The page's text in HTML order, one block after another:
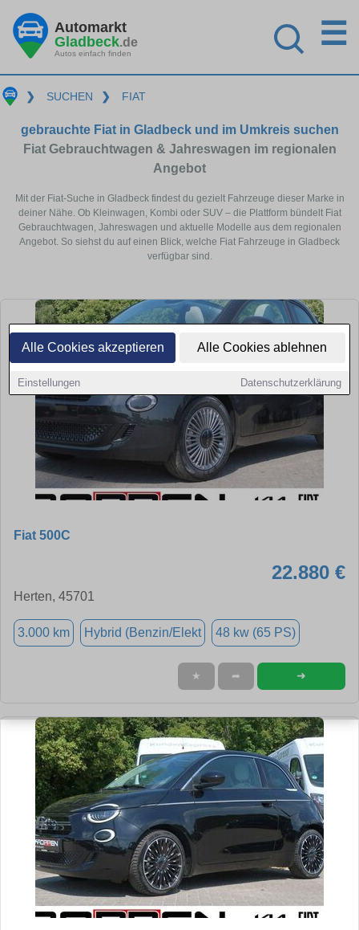
Alle Cookies akzeptieren Alle Cookies ablehnen
Einstellungen Datenschutzerklärung
Automarkt
Gladbeck.de
Autos einfach finden
☰
❯ SUCHEN ❯ FIAT
gebrauchte Fiat in Gladbeck und im Umkreis suchen
Fiat Gebrauchtwagen & Jahreswagen im regionalen
Angebot
Mit der Fiat-Suche in Gladbeck findest du gezielt Fahrzeuge dieser Marke in
deiner Nähe. Ob Kleinwagen, Kombi oder SUV – die Plattform bündelt Fiat
Gebrauchtwagen, Jahreswagen und aktuelle Modelle aus dem regionalen
Angebot. So siehst du auf einen Blick, welche Fiat Fahrzeuge in Gladbeck
verfügbar sind.
Fiat 500C
22.880 €
Herten, 45701
3.000 km Hybrid (Benzin/Elekt 48 kw (65 PS)
★ ➦ ➜